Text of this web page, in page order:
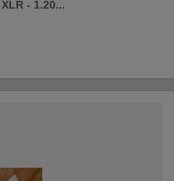
- 1.20...